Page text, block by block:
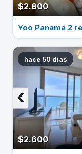
$2.800
Yoo Panama 2
hace 50 dias
$2.600
‹